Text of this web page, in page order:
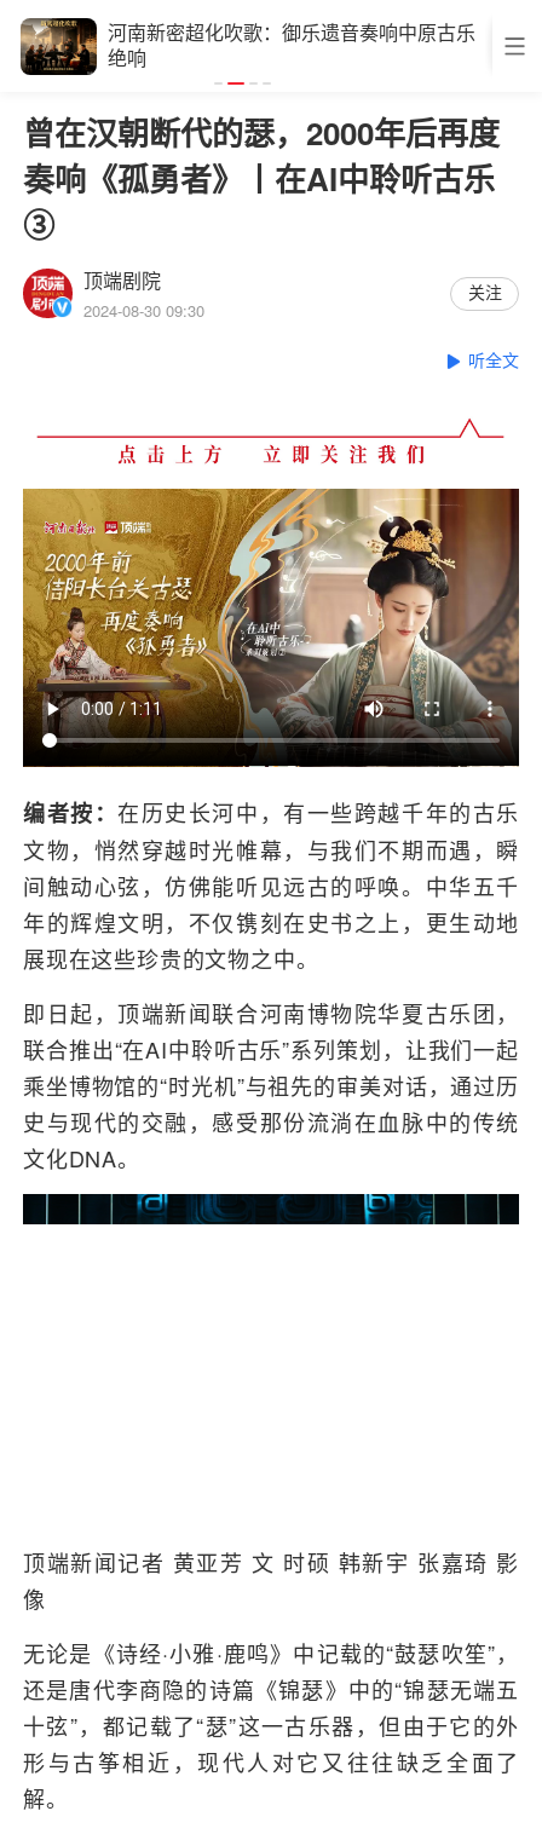
河南新密超化吹歌：御乐遗音奏响中原古乐
绝响
曾在汉朝断代的瑟，2000年后再度
奏响《孤勇者》丨在AI中聆听古乐
③
顶端剧院
2024-08-30 09:30
关注
听全文
编者按：在历史长河中，有一些跨越千年的古乐
文物，悄然穿越时光帷幕，与我们不期而遇，瞬
间触动心弦，仿佛能听见远古的呼唤。中华五千
年的辉煌文明，不仅镌刻在史书之上，更生动地
展现在这些珍贵的文物之中。
即日起，顶端新闻联合河南博物院华夏古乐团，
联合推出“在AI中聆听古乐”系列策划，让我们一起
乘坐博物馆的“时光机”与祖先的审美对话，通过历
史与现代的交融，感受那份流淌在血脉中的传统
文化DNA。
顶端新闻记者 黄亚芳 文 时硕 韩新宇 张嘉琦 影
像
无论是《诗经·小雅·鹿鸣》中记载的“鼓瑟吹笙”，
还是唐代李商隐的诗篇《锦瑟》中的“锦瑟无端五
十弦”，都记载了“瑟”这一古乐器，但由于它的外
形与古筝相近，现代人对它又往往缺乏全面了
解。